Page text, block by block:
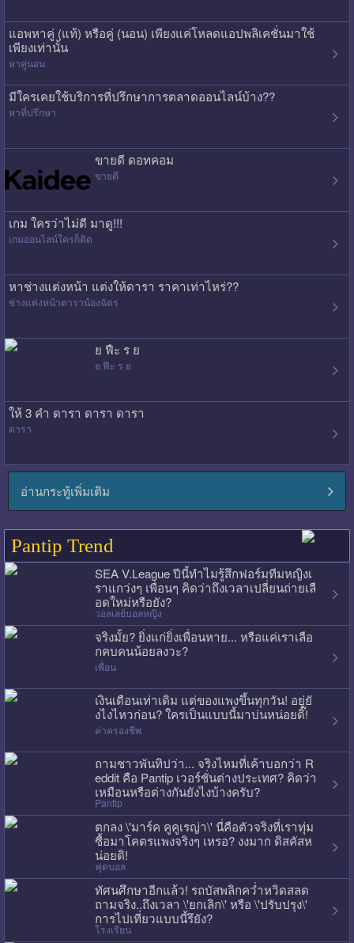
แอพหาคู่ (แท้) หรือคู่ (นอน) เพียงแค่โหลดแอปพลิเคชั่นมาใช้
เพียงเท่านั้น
หาคู่นอน
มีใครเคยใช้บริการที่ปรึกษาการตลาดออนไลน์บ้าง??
หาที่ปรึกษา
ขายดี ดอทคอม
ขายดี
เกม ใครว่าไม่ดี มาดู!!!
เกมออนไลน์ใครก็ติด
หาช่างแต่งหน้า แต่งให้ดารา ราคาเท่าไหร่??
ช่างแต่งหน้าดาราน้องฉัตร
ย ฟืะ ร ย
ย ฟืะ ร ย
ให้ 3 คำ ดารา ดารา ดารา
ดารา
อ่านกระทู้เพิ่มเติม
Pantip Trend
SEA V.League ปีนี้ทำไมรู้สึกฟอร์มทีมหญิงเ
ราแกว่งๆ เพื่อนๆ คิดว่าถึงเวลาเปลี่ยนถ่ายเลื
อดใหม่หรือยัง?
วอลเลย์บอลหญิง
จริงมั้ย? ยิ่งแก่ยิ่งเพื่อนหาย... หรือแค่เราเลือ
กคบคนน้อยลงวะ?
เพื่อน
เงินเดือนเท่าเดิม แต่ของแพงขึ้นทุกวัน! อยู่ยั
งไงไหวก่อน? ใครเป็นแบบนี้มาบ่นหน่อยดิ๊!
ค่าครองชีพ
ถามชาวพันทิปว่า... จริงไหมที่เค้าบอกว่า R
eddit คือ Pantip เวอร์ชั่นต่างประเทศ? คิดว่า
เหมือนหรือต่างกันยังไงบ้างครับ?
Pantip
ตกลง \'มาร์ค คูคูเรญ่า\' นี่คือตัวจริงที่เราทุ่ม
ซื้อมาโคตรแพงจริงๆ เหรอ? งงมาก ดิสคัสห
น่อยดิ!
ฟุตบอล
ทัศนศึกษาอีกแล้ว! รถบัสพลิกคว่ำหวิดสลด
ถามจริง..ถึงเวลา \'ยกเลิก\' หรือ \'ปรับปรุง\'
การไปเที่ยวแบบนี้รึยัง?
โรงเรียน